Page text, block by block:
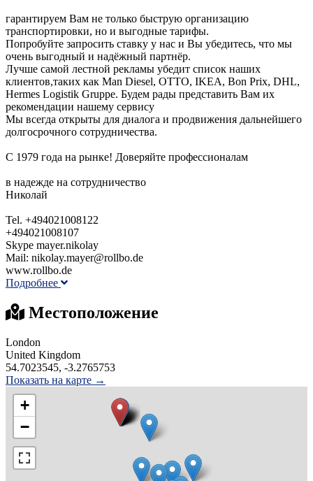
гарантируем Вам не только быструю организацию
транспортировки, но и выгодные тарифы.
Попробуйте запросить ставку у нас и Вы убедитесь, что мы
очень выгодный и надёжный партнёр.
Лучше самой лестной рекламы убедит список наших
клиентов,таких как Man Diesel, OTTO, IKEA, Bon Prix, DHL,
Hermes Logistik Gruppe. Будем рады представить Вам их
рекомендации нашему сервису
Мы всегда открыты для диалога и продвижения дальнейшего
долгосрочного сотрудничества.
С 1979 года на рынке! Доверяйте профессионалам
в надежде на сотрудничество
Николай
Tel. +494021008122
+494021008107
Skype mayer.nikolay
Mail: nikolay.mayer@rollbo.de
www.rollbo.de
Подробнее
Местоположение
London
United Kingdom
54.7023545, -3.2765753
Показать на карте →
+
−